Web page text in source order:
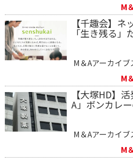
M
【千趣会】
「生き残る」
M＆Aアーカイブ
M
【大塚HD】
A」ボンカレ
M＆Aアーカイブ
M